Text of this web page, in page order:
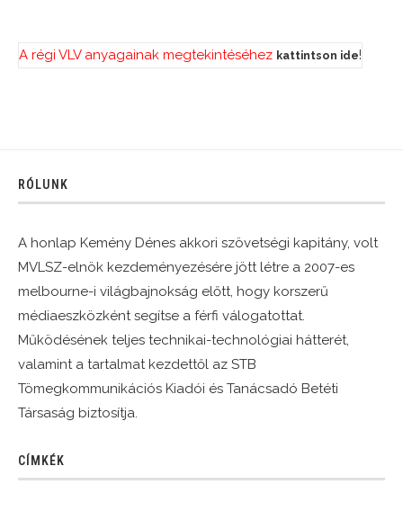
A régi VLV anyagainak megtekintéséhez kattintson ide!
RÓLUNK
A honlap Kemény Dénes akkori szövetségi kapitány, volt
MVLSZ-elnök kezdeményezésére jött létre a 2007-es
melbourne-i világbajnokság előtt, hogy korszerű
médiaeszközként segítse a férfi válogatottat.
Működésének teljes technikai-technológiai hátterét,
valamint a tartalmat kezdettől az STB
Tömegkommunikációs Kiadói és Tanácsadó Betéti
Társaság biztosítja.
CÍMKÉK